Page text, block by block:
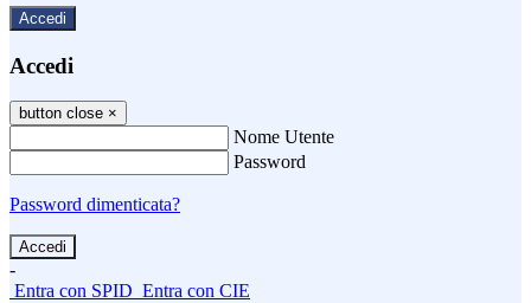
Accedi
Accedi
button close ×
Nome Utente
Password
Password dimenticata?
-
Entra con SPID Entra con CIE